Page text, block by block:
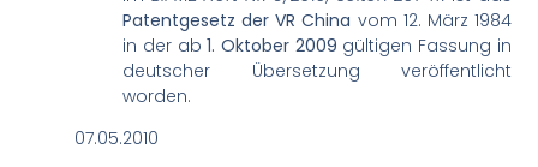
Patentgesetz der VR China vom 12. März 1984
in der ab1. Oktober 2009 gültigen Fassung in
deutscher Übersetzung veröffentlicht
worden.
07.05.2010